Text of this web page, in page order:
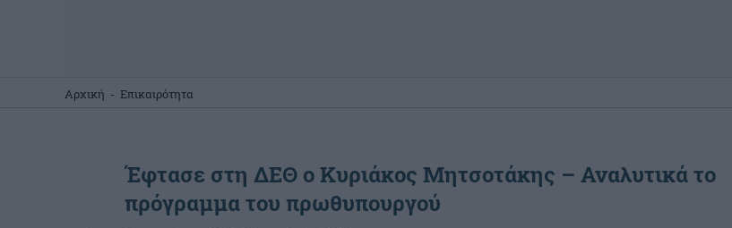
Αρχική - Επικαιρότητα
Έφτασε στη ΔΕΘ ο Κυριάκος Μητσοτάκης – Αναλυτικά το
πρόγραμμα του πρωθυπουργού